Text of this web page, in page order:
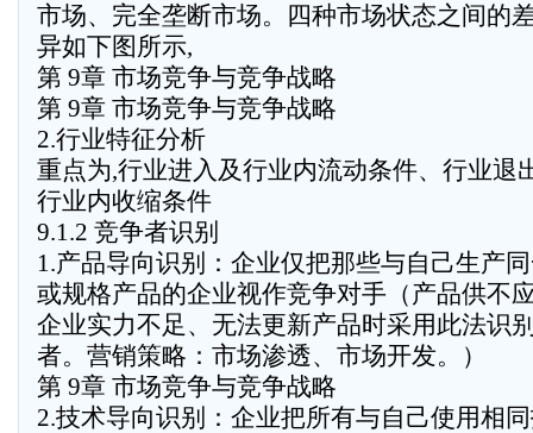
市场、完全垄断市场。四种市场状态之间的
异如下图所示,
第 9章 市场竞争与竞争战略
第 9章 市场竞争与竞争战略
2.行业特征分析
重点为,行业进入及行业内流动条件、行业退
行业内收缩条件
9.1.2 竞争者识别
1.产品导向识别：企业仅把那些与自己生产
或规格产品的企业视作竞争对手（产品供不
企业实力不足、无法更新产品时采用此法识
者。营销策略：市场渗透、市场开发。）
第 9章 市场竞争与竞争战略
2.技术导向识别：企业把所有与自己使用相